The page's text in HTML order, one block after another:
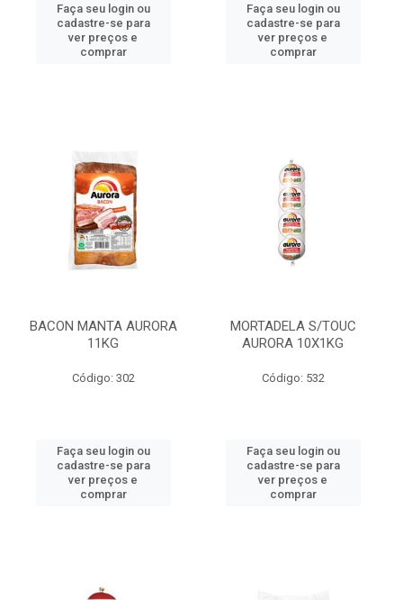
Faça seu login ou
cadastre-se para
ver preços e
comprar
Faça seu login ou
cadastre-se para
ver preços e
comprar
BACON MANTA AURORA
11KG
Código: 302
Faça seu login ou
cadastre-se para
ver preços e
comprar
MORTADELA S/TOUC
AURORA 10X1KG
Código: 532
Faça seu login ou
cadastre-se para
ver preços e
comprar